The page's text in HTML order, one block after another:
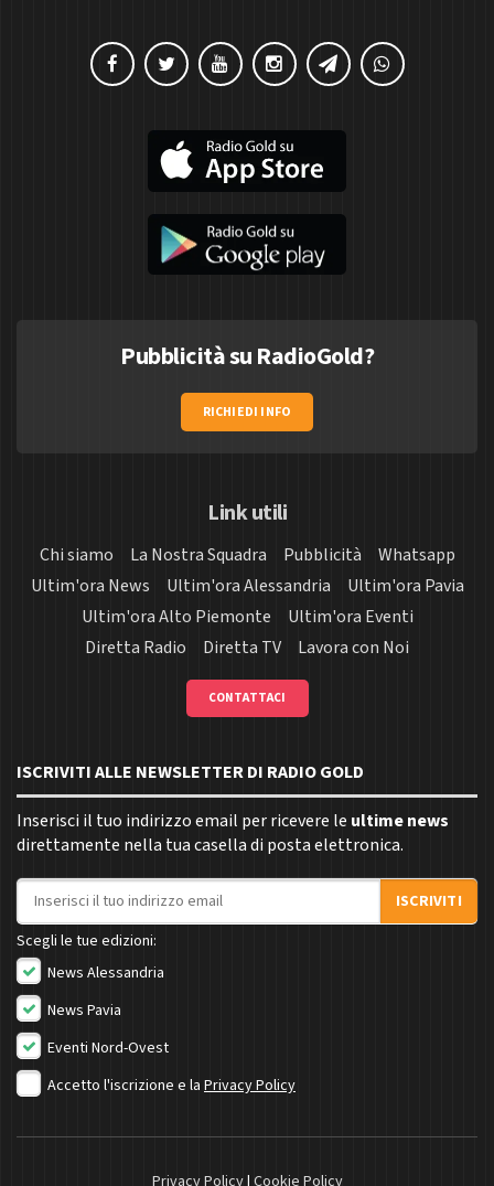
Pubblicità su RadioGold?
RICHIEDI INFO
Link utili
Chi siamo La Nostra Squadra Pubblicità
Whatsapp
Ultim'ora News
Ultim'ora Alessandria
Ultim'ora Pavia
Ultim'ora Alto Piemonte
Ultim'ora Eventi
Diretta Radio
Diretta TV Lavora con Noi
CONTATTACI
ISCRIVITI ALLE NEWSLETTER DI RADIO GOLD
Inserisci il tuo indirizzo email per ricevere le ultime news
direttamente nella tua casella di posta elettronica.
Indirizzo email
ISCRIVITI
Scegli le tue edizioni:
News Alessandria
News Pavia
Eventi Nord-Ovest
Accetto l'iscrizione e la Privacy Policy
Privacy Policy| Cookie Policy